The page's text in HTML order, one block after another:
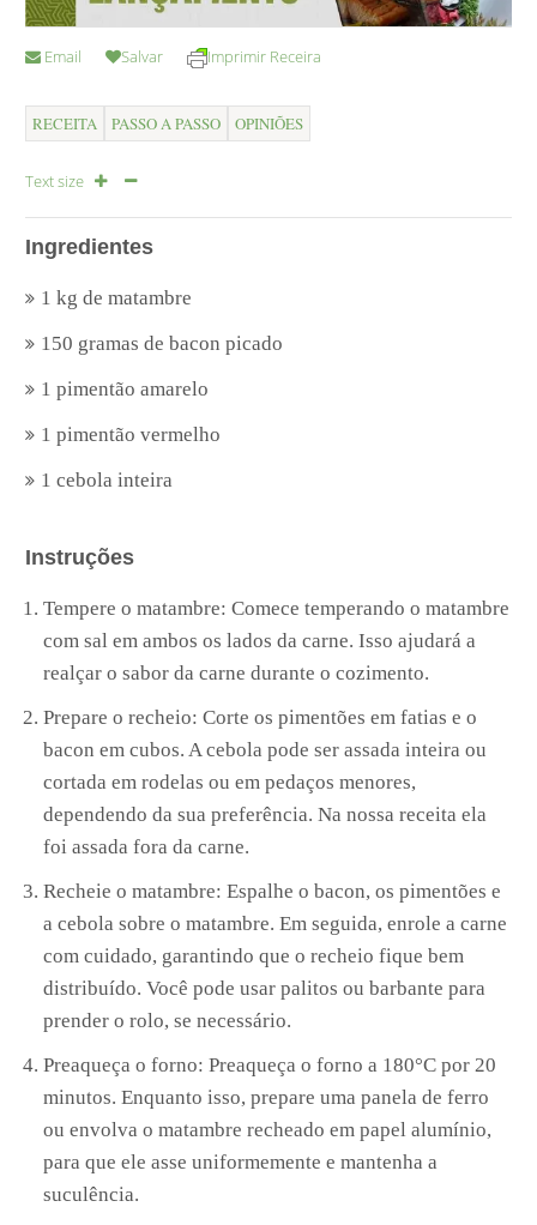
Email Salvar Imprimir Receira
RECEITA PASSO A PASSO OPINIÕES
Text size
Ingredientes
1 kg de matambre
150 gramas de bacon picado
1 pimentão amarelo
1 pimentão vermelho
1 cebola inteira
Instruções
Tempere o matambre: Comece temperando o matambre
com sal em ambos os lados da carne. Isso ajudará a
realçar o sabor da carne durante o cozimento.
Prepare o recheio: Corte os pimentões em fatias e o
bacon em cubos. A cebola pode ser assada inteira ou
cortada em rodelas ou em pedaços menores,
dependendo da sua preferência. Na nossa receita ela
foi assada fora da carne.
Recheie o matambre: Espalhe o bacon, os pimentões e
a cebola sobre o matambre. Em seguida, enrole a carne
com cuidado, garantindo que o recheio fique bem
distribuído. Você pode usar palitos ou barbante para
prender o rolo, se necessário.
Preaqueça o forno: Preaqueça o forno a 180°C por 20
minutos. Enquanto isso, prepare uma panela de ferro
ou envolva o matambre recheado em papel alumínio,
para que ele asse uniformemente e mantenha a
suculência.